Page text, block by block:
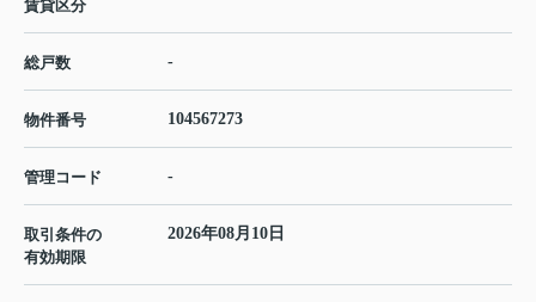
賃貸区分
総戸数 -
物件番号 104567273
管理コード -
取引条件の
有効期限
2026年08月10日